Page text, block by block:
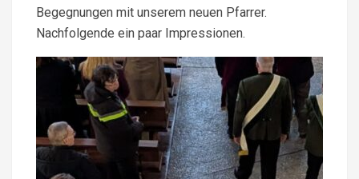
Begegnungen mit unserem neuen Pfarrer.
Nachfolgende ein paar Impressionen.